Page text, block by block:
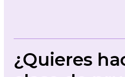
¿Quieres